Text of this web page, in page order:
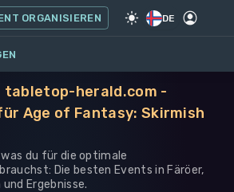
WARHAMMER 40K
EVENTS MEHR
ORGANISIEREN DE
tabletop-herald.com -
Age of Fantasy: Skirmish
du für die optimale
Die besten Events in Färöer,
Ergebnisse.